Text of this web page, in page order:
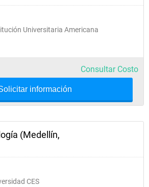
Universitaria Americana
Consultar Costo
información
(Medellín,
CES